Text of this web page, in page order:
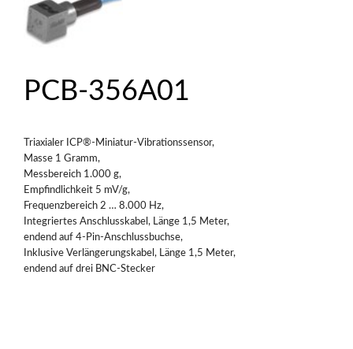
PCB-356A01
Triaxialer ICP®-Miniatur-Vibrationssensor,
Masse 1 Gramm,
Messbereich 1.000 g,
Empfindlichkeit 5 mV/g,
Frequenzbereich 2 … 8.000 Hz,
Integriertes Anschlusskabel, Länge 1,5 Meter,
endend auf 4-Pin-Anschlussbuchse,
Inklusive Verlängerungskabel, Länge 1,5 Meter,
endend auf drei BNC-Stecker